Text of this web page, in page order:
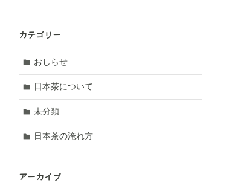
カテゴリー
おしらせ
日本茶について
未分類
日本茶の淹れ方
アーカイブ